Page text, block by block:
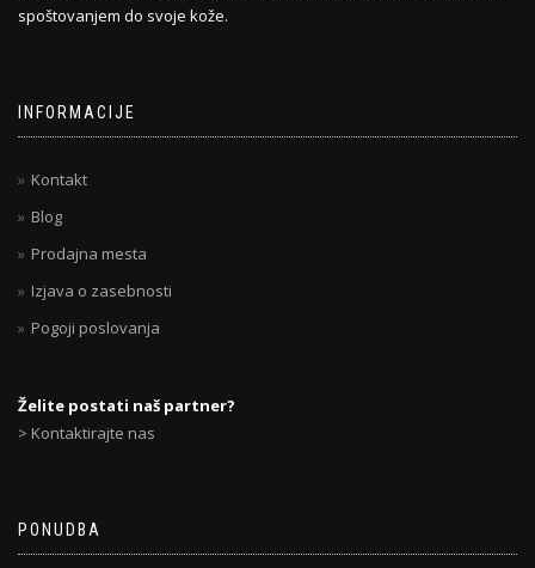
spoštovanjem do svoje kože.
INFORMACIJE
Kontakt
Blog
Prodajna mesta
Izjava o zasebnosti
Pogoji poslovanja
Želite postati naš partner?
> Kontaktirajte nas
PONUDBA